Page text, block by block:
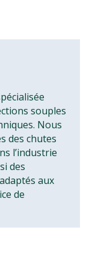
souples
Nous
des chutes
l’industrie
des
aux
de